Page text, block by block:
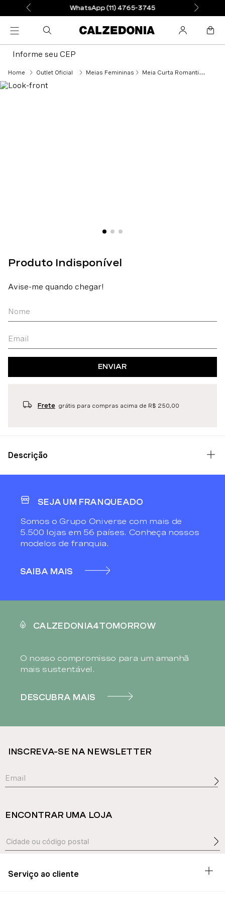
WhatsApp (11) 4765-3745
Informe seu CEP
Outlet Oficial Meias Femininas Meia Curta Romantic Style - Preto
ENVIAR
Frete grátis para compras acima de R$ 250,00
Descrição
SEJA UM FRANQUEADO
Somos o Grupo Oniverse com mais de
5.500 lojas em 56 países. Conheça nossos
modelos de franquia.
SAIBA MAIS
CALZEDONIA4TOMORROW
O nosso compromisso para um amanhã
mais sustentável.
DESCUBRA MAIS
INSCREVA-SE NA NEWSLETTER
ENCONTRAR UMA LOJA
Serviço ao cliente